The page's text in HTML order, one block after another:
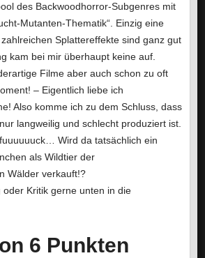
des Backwoodhorror-Subgenres mit
Mutanten-Thematik“. Einzig eine
Splattereffekte sind ganz gut
kam bei mir überhaupt keine auf.
Filme aber auch schon zu oft
– Eigentlich liebe ich
Also komme ich zu dem Schluss, dass
langweilig und schlecht produziert ist.
Wird da tatsächlich ein
als Wildtier der
Wälder verkauft!?
oder Kritik gerne unten in die
6 Punkten